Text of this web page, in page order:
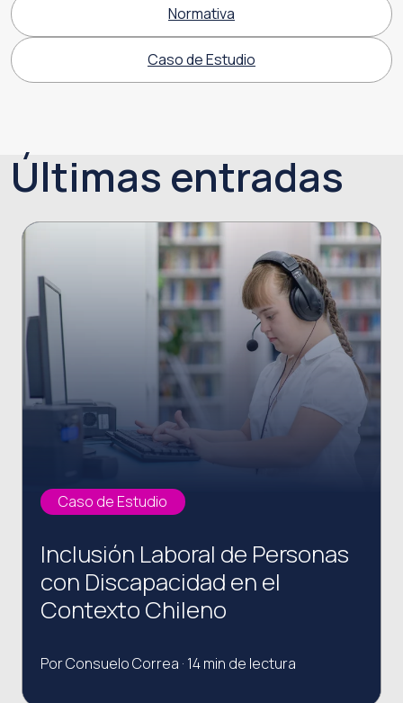
Normativa
Caso de Estudio
Últimas entradas
Caso de Estudio
Inclusión Laboral de Personas
con Discapacidad en el
Contexto Chileno
Por Consuelo Correa · 14 min de lectura